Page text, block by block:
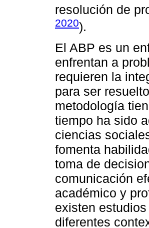
resolución de
2020).
El ABP es un
enfrentan a
requieren la
para ser
metodología
tiempo ha sido
ciencias
fomenta
toma de
comunicación
académico y
existen
diferentes